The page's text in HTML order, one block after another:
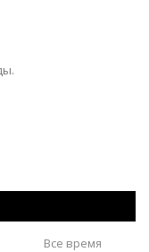
Все время